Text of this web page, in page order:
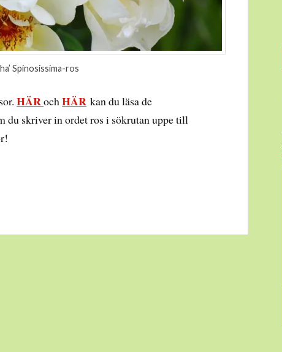
Spinosissima-ros
HÄRochHÄR kan du läsa de
du skriver in ordet ros i sökrutan uppe till